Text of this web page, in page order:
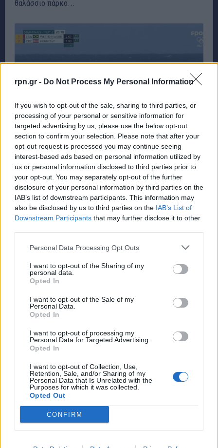
rpn.gr - Do Not Process My Personal Information
If you wish to opt-out of the sale, sharing to third parties, or
processing of your personal or sensitive information for
targeted advertising by us, please use the below opt-out
section to confirm your selection. Please note that after your
opt-out request is processed you may continue seeing
interest-based ads based on personal information utilized by
us or personal information disclosed to third parties prior to
your opt-out. You may separately opt-out of the further
disclosure of your personal information by third parties on the
IAB’s list of downstream participants. This information may
also be disclosed by us to third parties on the IAB’s List of
Downstream Participants that may further disclose it to other
Personal Data Processing Opt Outs
I want to opt-out of the Sharing of my
personal data.
Opted In
I want to opt-out of the Sale of my
Personal Data.
Opted In
I want to opt-out of processing my
Personal Data for Targeted Advertising.
Opted In
I want to opt-out of Collection, Use,
Retention, Sale, and/or Sharing of my
Personal Data that Is Unrelated with the
Purposes for which it was collected.
Opted Out
CONFIRM
θαλάσσιο πάρκο...
Ολυμπιακοί Αγώνες: Φάλαινα εμφανίστηκε
στους αγώνες surf – rpn
ΑΘΛΗΤΙΚΑ 6 Αυγούστου, 2024
Πανικός στους Ολυμπιακούς Αγώνες. Οι αγώνες του surf
διεξάγονται στην Ταϊτή και το απόγευμα της Δευτέρας
κατά τη διάρκεια του...
Φάλαινα πέφτει σε βάρκα-Τρόμος για
ψαράδες – rpn
ΕΙΔΗΣΕΙΣ 24 Ιουλίου, 2024
Στιγμές τρόμου έζησαν δύο ψαράδες στο Νιού